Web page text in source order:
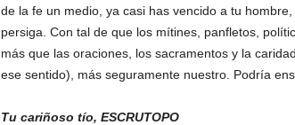
de la fe un medio, ya casi has vencido a tu
persiga. Con tal de que los mítines, panfletos,
más que las oraciones, los sacramentos y la
ese sentido), más seguramente nuestro. Podría
Tu cariñoso tío, ESCRUTOPO